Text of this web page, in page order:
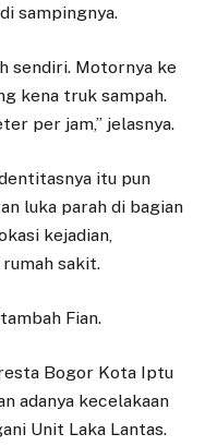
sampingnya.
sendiri. Motornya ke
kena truk sampah.
per jam,” jelasnya.
itu pun
luka parah di bagian
kejadian,
sakit.
Fian.
Bogor Kota Iptu
adanya kecelakaan
Unit Laka Lantas.